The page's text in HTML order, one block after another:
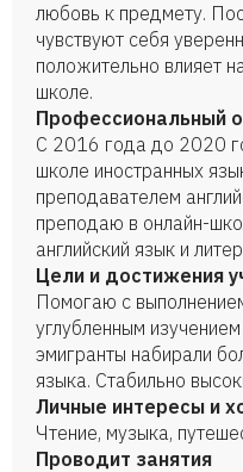
любовь к предмету.
чувствуют себя
положительно влияет
школе.
Профессиональный
С 2016 года до 2020
школе иностранных
преподавателем
преподаю в онлайн-
английский язык и
Цели и достижения
Помогаю с
углубленным
эмигранты набирали
языка. Стабильно
Личные интересы и
Чтение, музыка,
Проводит занятия